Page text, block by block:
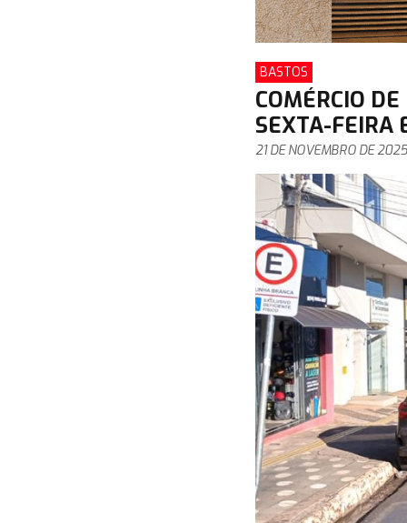
BASTOS
COMÉRCIO
SEXTA-FEIRA
21 DE NOVEMBRO DE 2025